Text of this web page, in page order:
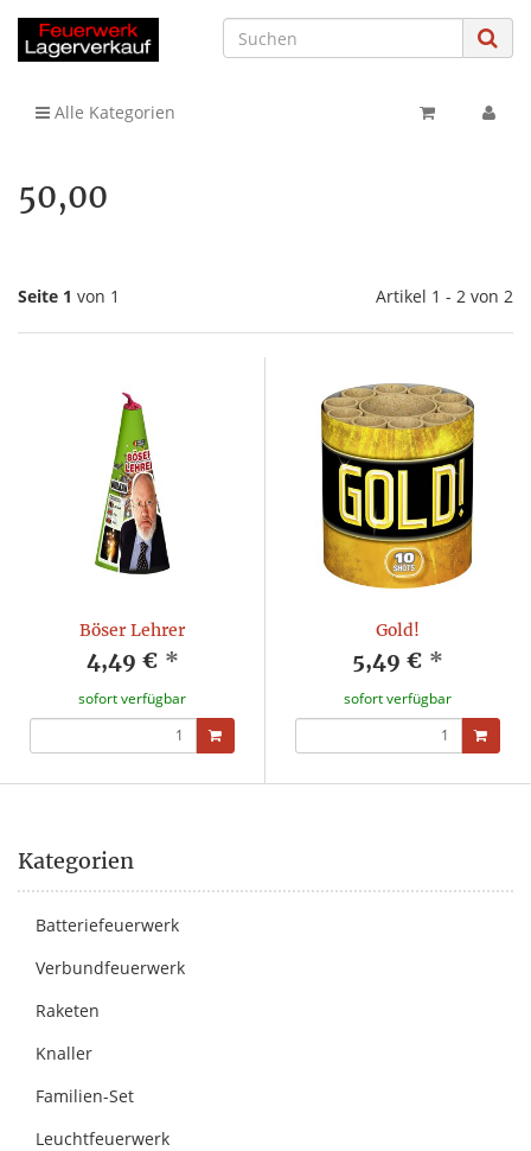
Alle Kategorien
50,00
Seite 1 von 1 Artikel 1 - 2 von 2
Böser Lehrer
4,49 € *
sofort verfügbar
Gold!
5,49 € *
sofort verfügbar
Kategorien
Batteriefeuerwerk
Verbundfeuerwerk
Raketen
Knaller
Familien-Set
Leuchtfeuerwerk